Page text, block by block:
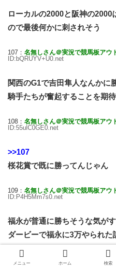
ローカルの2000と阪神の
ので最後何かに刺されそう
107： 名無しさん＠実況で競馬板アウ
ID:bQRUYV+U0.net
関西のG1で吉田隼人なんかに
騎手たちが奮起することを期待
108： 名無しさん＠実況で競馬板アウ
ID:55ulC0GE0.net
>>107
桜花賞で既に勝ってんじゃん
109： 名無しさん＠実況で競馬板アウ
ID:P4H5Mm7s0.net
福永が普通に勝ちそうな気が
ダービーで福永に3万やられた
112： 名無しさん＠実況で競馬板アウト
ID:J8Du4fNI0.net
メニュー ホーム 検索